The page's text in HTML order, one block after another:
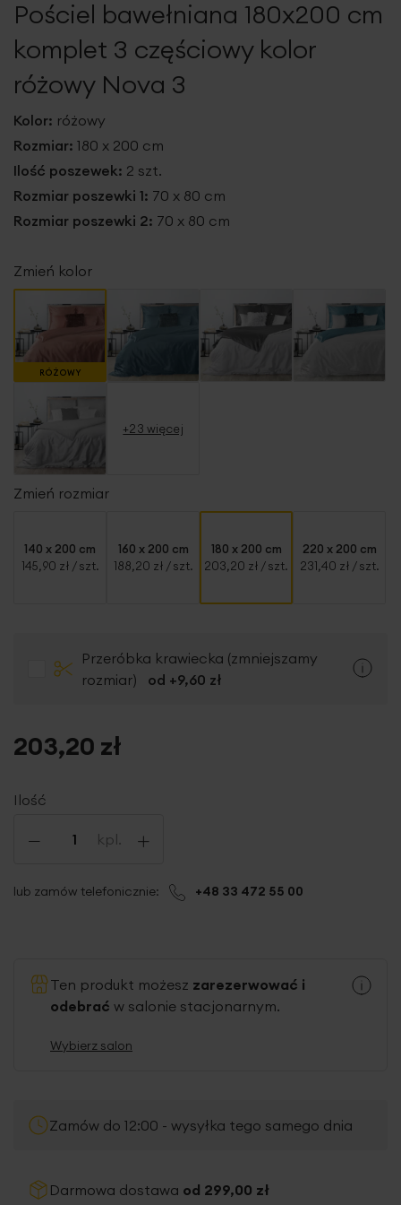
galeriiPościel bawełniana 180x200 cm
komplet 3 częściowy kolor
różowy Nova 3
Kolor: różowy
Rozmiar: 180 x 200 cm
Ilość poszewek: 2 szt.
Rozmiar poszewki 1: 70 x 80 cm
Rozmiar poszewki 2: 70 x 80 cm
Zmień kolor
RÓŻOWY
+23 więcej
Zmień rozmiar
140 x 200 cm
145,90 zł / szt.
160 x 200 cm
188,20 zł / szt.
180 x 200 cm
203,20 zł / szt.
220 x 200 cm
231,40 zł / szt.
Przeróbka krawiecka (zmniejszamy
rozmiar)
od +9,60 zł
Ilość
- kpl. +
203,20 zł
lub zamów telefonicznie: +48 33 472 55 00
Ten produkt możesz zarezerwować i
odebrać w salonie stacjonarnym.
Wybierz salon
Zamów do 12:00 - wysyłka tego samego dnia
Darmowa dostawa od 299,00 zł